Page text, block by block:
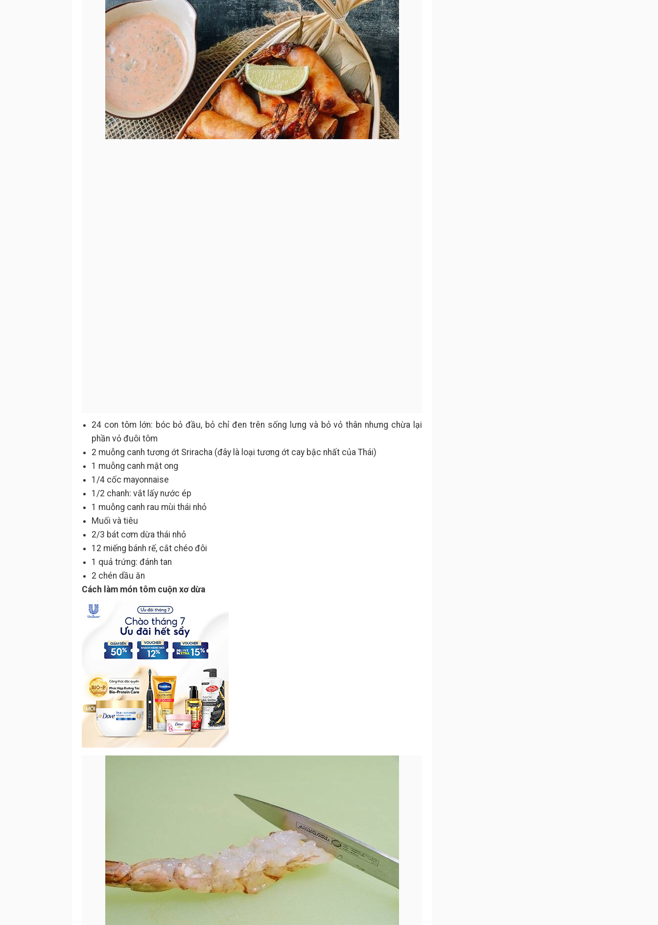
24 con tôm lớn: bóc bỏ đầu, bỏ chỉ đen trên sống lưng và bỏ vỏ thân nhưng chừa lại
phần vỏ đuôi tôm
2 muỗng canh tương ớt Sriracha (đây là loại tương ớt cay bậc nhất của Thái)
1 muỗng canh mật ong
1/4 cốc mayonnaise
1/2 chanh: vắt lấy nước ép
1 muỗng canh rau mùi thái nhỏ
Muối và tiêu
2/3 bát cơm dừa thái nhỏ
12 miếng bánh rế, cắt chéo đôi
1 quả trứng: đánh tan
2 chén dầu ăn
Cách làm món tôm cuộn xơ dừa